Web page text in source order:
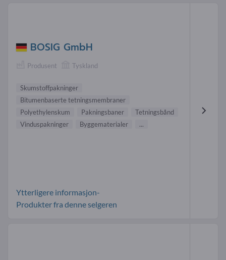
BOSIG GmbH
Produsent Tyskland
Skumstoffpakninger
Bitumenbaserte tetningsmembraner
Polyethylenskum
Pakningsbaner
Tetningsbånd
Vinduspakninger
Byggematerialer ...
Ytterligere informasjon-
Produkter fra denne selgeren